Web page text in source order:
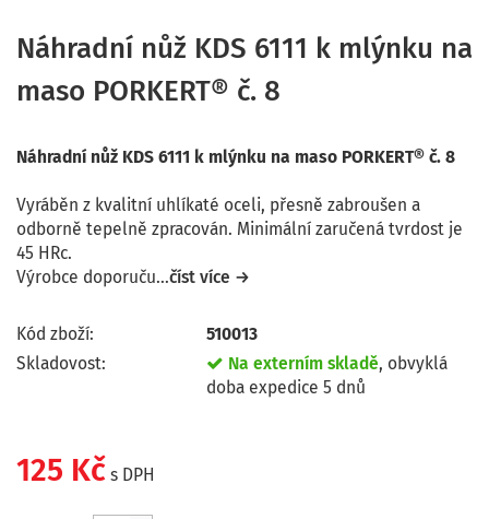
Náhradní nůž KDS 6111 k mlýnku na
maso PORKERT® č. 8
Náhradní nůž KDS 6111 k mlýnku na maso PORKERT® č. 8
Vyráběn z kvalitní uhlíkaté oceli, přesně zabroušen a
odborně tepelně zpracován. Minimální zaručená tvrdost je
45 HRc.
Výrobce doporuču...číst více →
Kód zboží:
510013
Skladovost:
Na externím skladě, obvyklá
doba expedice 5 dnů
125 Kč s DPH